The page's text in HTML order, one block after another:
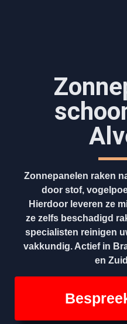
Zonnepanelen raken
door stof,
Hierdoor leveren ze
ze zelfs beschadigd
specialisten reinigen
vakkundig. Actief in
en